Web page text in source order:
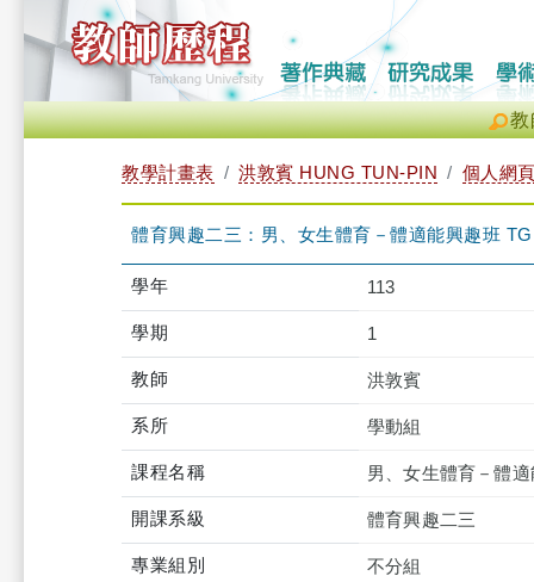
教
教學計畫表 洪敦賓 HUNG TUN-PIN 個人網
體育興趣二三：男、女生體育－體適能興趣班
學年 113
學期 1
教師 洪敦賓
系所 學動組
課程名稱 男、女生體育－體
開課系級 體育興趣二三
專業組別 不分組